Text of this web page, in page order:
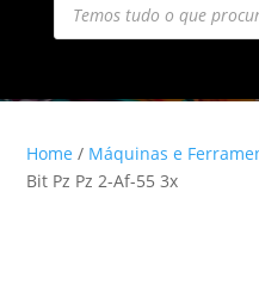
search
Home / Máquinas e
Bit Pz Pz 2-Af-55 3x